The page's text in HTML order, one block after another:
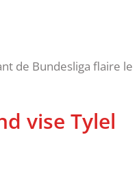
de Bundesliga flaire le
vise Tylel